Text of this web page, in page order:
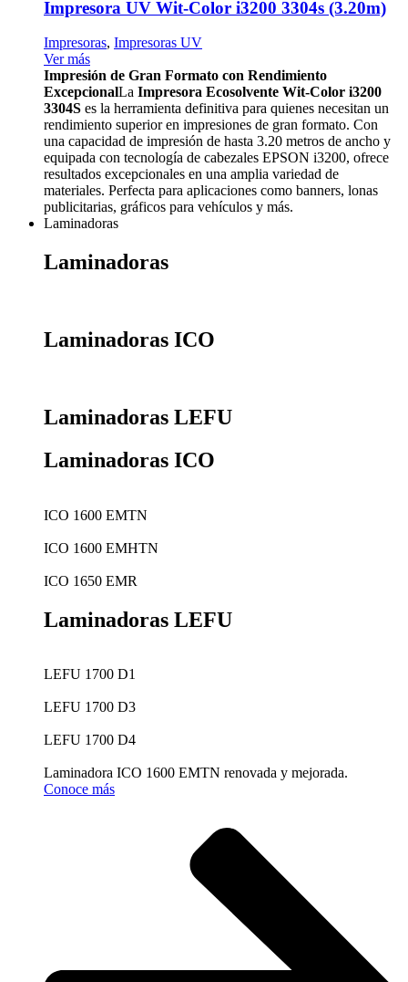
Impresora UV Wit-Color i3200 3304s (3.20m)
Impresoras, Impresoras UV
Ver más
Impresión de Gran Formato con Rendimiento
ExcepcionalLa Impresora Ecosolvente Wit-Color i3200
3304S es la herramienta definitiva para quienes necesitan un
rendimiento superior en impresiones de gran formato. Con
una capacidad de impresión de hasta 3.20 metros de ancho y
equipada con tecnología de cabezales EPSON i3200, ofrece
resultados excepcionales en una amplia variedad de
materiales. Perfecta para aplicaciones como banners, lonas
publicitarias, gráficos para vehículos y más.
Laminadoras
Laminadoras
Laminadoras ICO
Laminadoras LEFU
Laminadoras ICO
ICO 1600 EMTN
ICO 1600 EMHTN
ICO 1650 EMR
Laminadoras LEFU
LEFU 1700 D1
LEFU 1700 D3
LEFU 1700 D4
Laminadora ICO 1600 EMTN renovada y mejorada.
Conoce más